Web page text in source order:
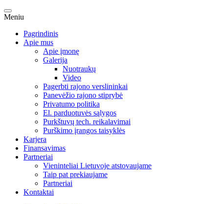
Meniu
Pagrindinis
Apie mus
Apie įmonę
Galerija
Nuotraukų
Video
Pagerbti rajono verslininkai
Panevėžio rajono stiprybė
Privatumo politika
El. parduotuvės sąlygos
Purkštuvų tech. reikalavimai
Purškimo įrangos taisyklės
Karjera
Finansavimas
Partneriai
Vieninteliai Lietuvoje atstovaujame
Taip pat prekiaujame
Partneriai
Kontaktai